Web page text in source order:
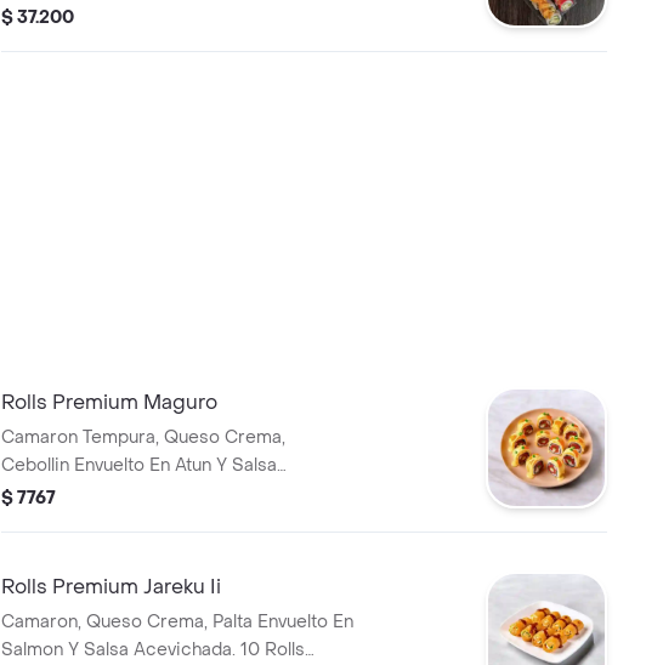
pza guacamole (palta, pepino bañado con
$ 37.200
Rolls Premium Maguro
Camaron Tempura, Queso Crema,
Cebollin Envuelto En Atun Y Salsa
Acevichada. 10 Rolls Fritos.
$ 7767
Rolls Premium Jareku Ii
Camaron, Queso Crema, Palta Envuelto En
Salmon Y Salsa Acevichada. 10 Rolls